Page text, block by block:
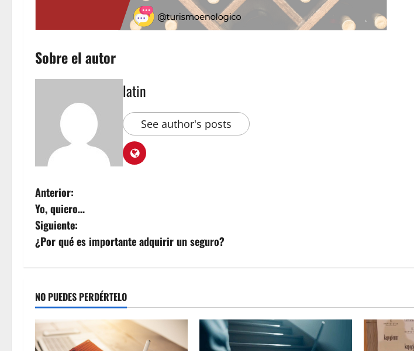
Sobre el autor
latin
See author's posts
Anterior:
Yo, quiero…
Siguiente:
¿Por qué es importante adquirir un seguro?
NO PUEDES PERDÉRTELO